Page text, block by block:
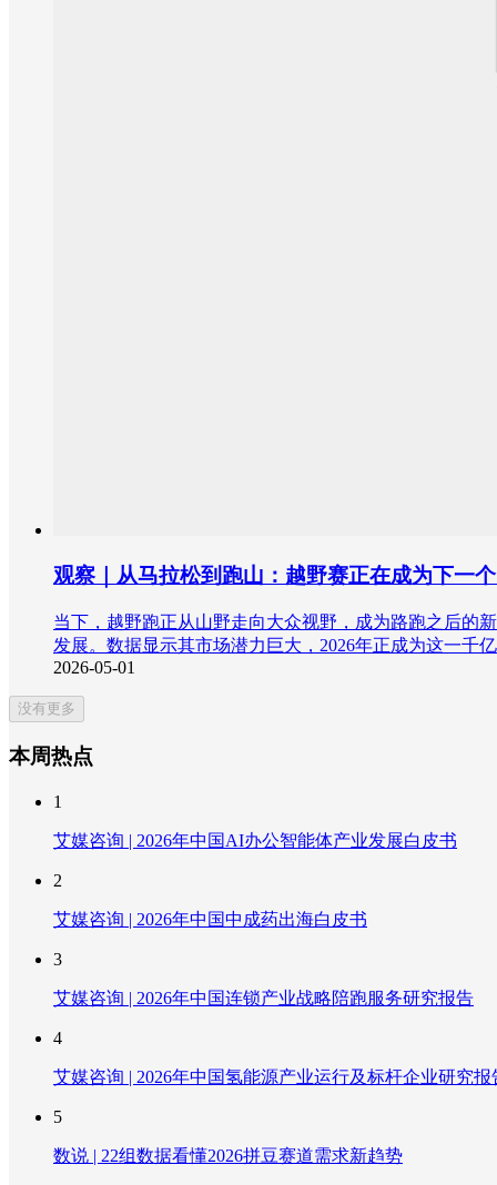
观察｜从马拉松到跑山：越野赛正在成为下一
当下，越野跑正从山野走向大众视野，成为路跑之后的
发展。数据显示其市场潜力巨大，2026年正成为这一千
2026-05-01
没有更多
本周热点
1
艾媒咨询 | 2026年中国AI办公智能体产业发展白皮书
2
艾媒咨询 | 2026年中国中成药出海白皮书
3
艾媒咨询 | 2026年中国连锁产业战略陪跑服务研究报告
4
艾媒咨询 | 2026年中国氢能源产业运行及标杆企业研究报
5
数说 | 22组数据看懂2026拼豆赛道需求新趋势